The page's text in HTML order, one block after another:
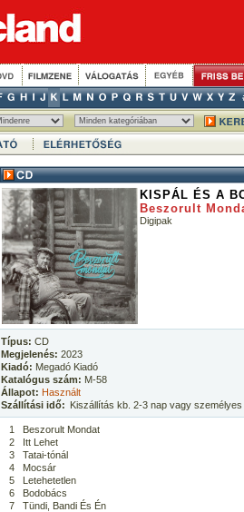
KISPÁL ÉS A
Beszorult
Digipak
Típus: CD
Megjelenés: 2023
Kiadó: Megadó Kiadó
Katalógus szám: M-58
Állapot: Használt
Szállítási idő: Kiszállítás kb. 2-3 nap vagy
1
Beszorult Mondat
2
Itt Lehet
3
Tatai-tónál
4
Mocsár
5
Letehetetlen
6
Bodobács
7
Tündi, Bandi És Én